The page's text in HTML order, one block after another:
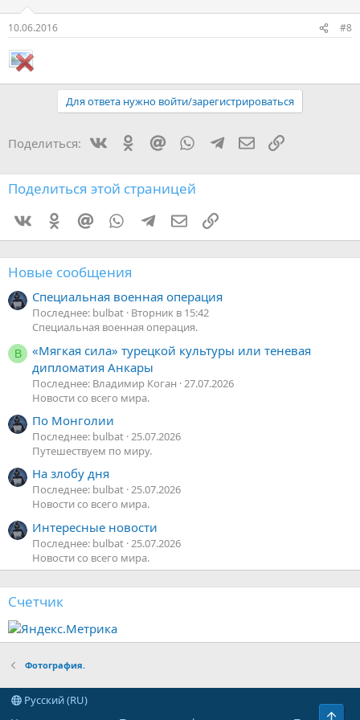
10.06.2016 #8
Для ответа нужно войти/зарегистрироваться
Поделиться: VkontakteOdnoklassniki
Mail.ruWhatsAppTelegram
Электронная
Ссылка
Поделиться этой страницей
VkontakteOdnoklassniki
Mail.ruWhatsAppTelegramЭлектронная почта
Ссылка
Новые сообщения
Специальная военная операция
Последнее: bulbat Вторник в 15:42
Специальная военная операция.
В
«Мягкая сила» турецкой культуры или теневая
дипломатия Анкары
Последнее: Владимир Коган 27.07.2026
Новости со всего мира.
По Монголии
Последнее: bulbat 25.07.2026
Путешествуем по миру.
На злобу дня
Последнее: bulbat 25.07.2026
Новости со всего мира.
Интересные новости
Последнее: bulbat 25.07.2026
Новости со всего мира.
Счетчик
Фотография.
Русский (RU)